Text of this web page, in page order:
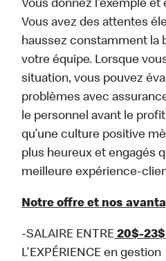
Vous donnez l’exemple
Vous avez des attentes
haussez constamment la
votre équipe. Lorsque
situation, vous pouvez
problèmes avec
le personnel avant le
qu’une culture positive
plus heureux et engagés
meilleure expérience-
Notre offre et nos
-SALAIRE ENTRE 20$-23$
L'EXPÉRIENCE en gestion